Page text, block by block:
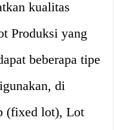
kualitas
Produksi yang
beberapa tipe
di
(fixed lot), Lot